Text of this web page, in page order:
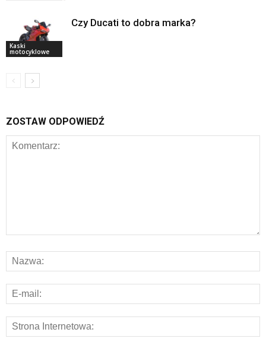
Kaski
motocyklowe
Czy Ducati to dobra marka?
ZOSTAW ODPOWIEDŹ